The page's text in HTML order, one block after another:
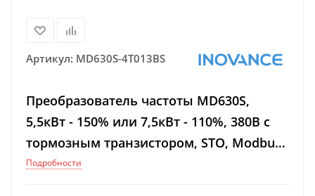
Артикул: MD630S-4T013BS
Преобразователь частоты MD630S,
5,5кВт - 150% или 7,5кВт - 110%, 380В с
тормозным транзистором, STO, Modbus-
RTU
Подробности